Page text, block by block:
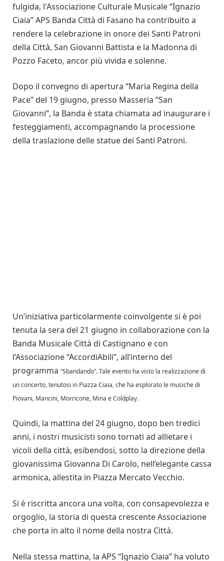
fulgida, l'Associazione Culturale Musicale “Ignazio
Ciaia” APS Banda Città di Fasano ha contribuito a
rendere la celebrazione in onore dei Santi Patroni
della Città, San Giovanni Battista e la Madonna di
Pozzo Faceto, ancor più vivida e solenne.
Dopo il convegno di apertura “Maria Regina della
Pace” del 19 giugno, presso Masseria “San
Giovanni”, la Banda è stata chiamata ad inaugurare i
festeggiamenti, accompagnando la processione
della traslazione delle statue dei Santi Patroni.
Un’iniziativa particolarmente coinvolgente si è poi
tenuta la sera del 21 giugno in collaborazione con la
Banda Musicale Città di Castignano e con
l’Associazione “AccordiAbili”, all’interno del
programma “Sbandando”. Tale evento ha visto la realizzazione di
un concerto, tenutosi in Piazza Ciaia, che ha esplorato le musiche di
Piovani, Mancini, Morricone, Mina e Coldplay.
Quindi, la mattina del 24 giugno, dopo ben tredici
anni, i nostri musicisti sono tornati ad allietare i
vicoli della città, esibendosi, sotto la direzione della
giovanissima Giovanna Di Carolo, nell’elegante cassa
armonica, allestita in Piazza Mercato Vecchio.
Si è riscritta ancora una volta, con consapevolezza e
orgoglio, la storia di questa crescente Associazione
che porta in alto il nome della nostra Città.
Nella stessa mattina, la APS “Ignazio Ciaia” ha voluto